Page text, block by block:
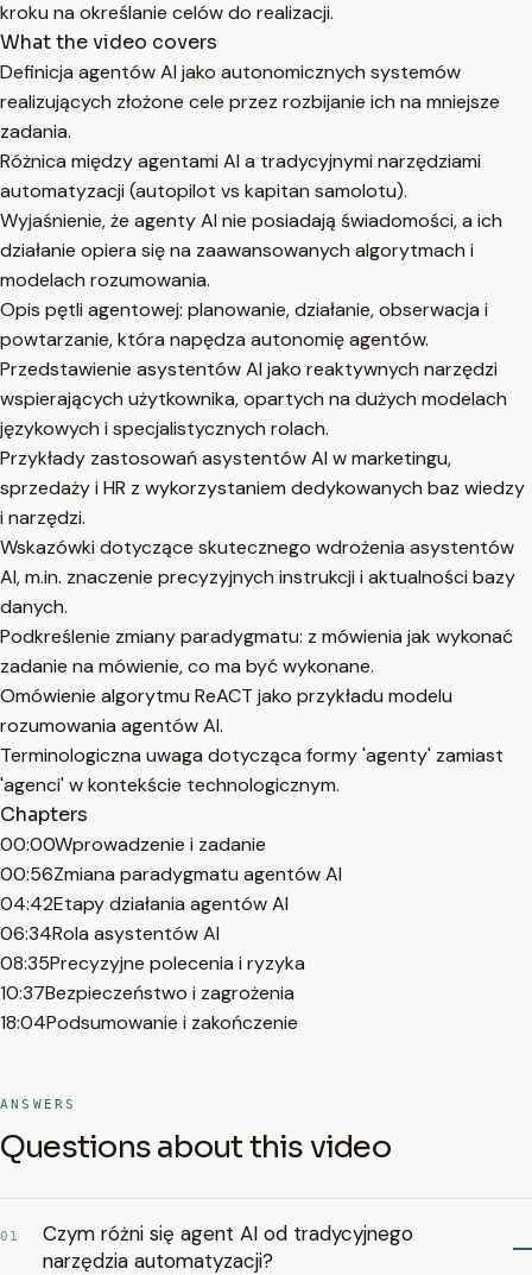
kroku na określanie celów do realizacji.
What the video covers
Definicja agentów AI jako autonomicznych systemów
realizujących złożone cele przez rozbijanie ich na mniejsze
zadania.
Różnica między agentami AI a tradycyjnymi narzędziami
automatyzacji (autopilot vs kapitan samolotu).
Wyjaśnienie, że agenty AI nie posiadają świadomości, a ich
działanie opiera się na zaawansowanych algorytmach i
modelach rozumowania.
Opis pętli agentowej: planowanie, działanie, obserwacja i
powtarzanie, która napędza autonomię agentów.
Przedstawienie asystentów AI jako reaktywnych narzędzi
wspierających użytkownika, opartych na dużych modelach
językowych i specjalistycznych rolach.
Przykłady zastosowań asystentów AI w marketingu,
sprzedaży i HR z wykorzystaniem dedykowanych baz wiedzy
i narzędzi.
Wskazówki dotyczące skutecznego wdrożenia asystentów
AI, m.in. znaczenie precyzyjnych instrukcji i aktualności bazy
danych.
Podkreślenie zmiany paradygmatu: z mówienia jak wykonać
zadanie na mówienie, co ma być wykonane.
Omówienie algorytmu ReACT jako przykładu modelu
rozumowania agentów AI.
Terminologiczna uwaga dotycząca formy 'agenty' zamiast
'agenci' w kontekście technologicznym.
Chapters
00:00Wprowadzenie i zadanie
00:56Zmiana paradygmatu agentów AI
04:42Etapy działania agentów AI
06:34Rola asystentów AI
08:35Precyzyjne polecenia i ryzyka
10:37Bezpieczeństwo i zagrożenia
18:04Podsumowanie i zakończenie
ANSWERS
Questions about this video
01
Czym różni się agent AI od tradycyjnego
narzędzia automatyzacji?